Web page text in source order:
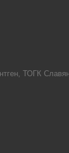
ТОГК